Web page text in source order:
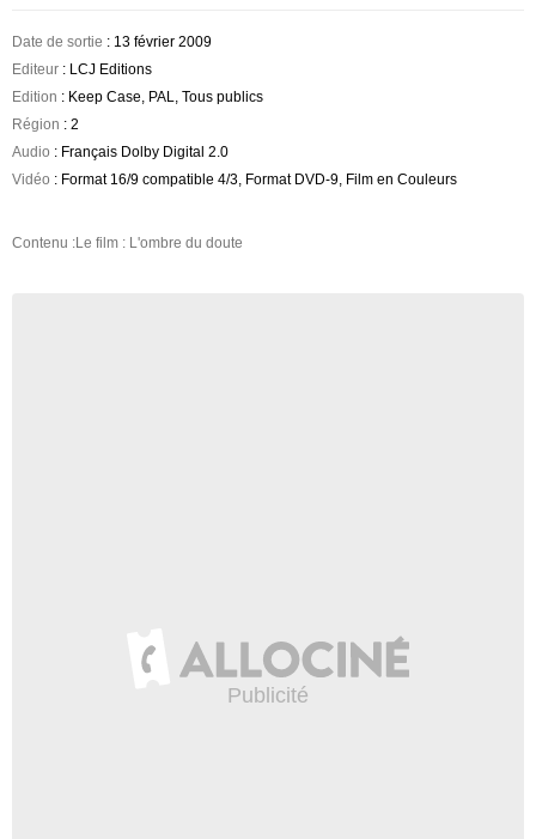
Date de sortie : 13 février 2009
Editeur : LCJ Editions
Edition : Keep Case, PAL, Tous publics
Région : 2
Audio : Français Dolby Digital 2.0
Vidéo : Format 16/9 compatible 4/3, Format DVD-9, Film en Couleurs
Contenu :Le film : L'ombre du doute